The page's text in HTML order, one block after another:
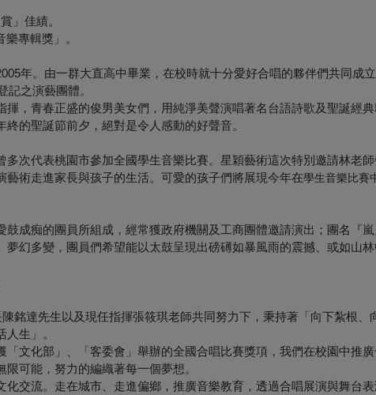
」佳績。
專輯獎」。
年。由一群大直高中畢業，在校時就十分愛好合唱的夥伴們共同成
之演藝團體。
，青春正盛的俊男美女們，用純淨美聲演唱著名台語詩歌及聖誕經
的聖誕節前夕，絕對是令人感動的好聲音。
次代表桃園市參加全國學生音樂比賽。星穎藝術這次特別邀請林老
術走進家長與孩子的生活。可愛的孩子們將展現今年在學生音樂比賽
成痴的團員所組成，經常獲政府機關及工商團體邀請演出；團名『嵐
幻多變，團員們希望能以太鼓呈現出磅礡如暴風雨的震撼、或如山
銘達先生以及現任指揮張筱琪老師共同努力下，秉持著「向下紮根、
生」。
文化部」、「客委會」舉辦的全國合唱比賽獎項，我們在校園中推廣
可能，努力的編織著每一個夢想。
交流。走在城市、走進偏鄉，推廣音樂教育，透過合唱展演與舞台